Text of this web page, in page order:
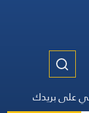
على بريدك